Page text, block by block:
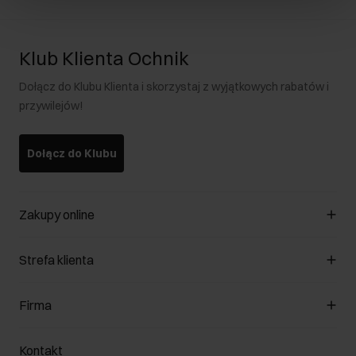
Klub Klienta Ochnik
Dołącz do Klubu Klienta i skorzystaj z wyjątkowych rabatów i
przywilejów!
Dołącz do Klubu
Zakupy online
Zarządzaj cookies
Formy płatności
Jak dokonać zwrotu?
Strefa klienta
Klub Klienta
Firma
O nas
Kontakt